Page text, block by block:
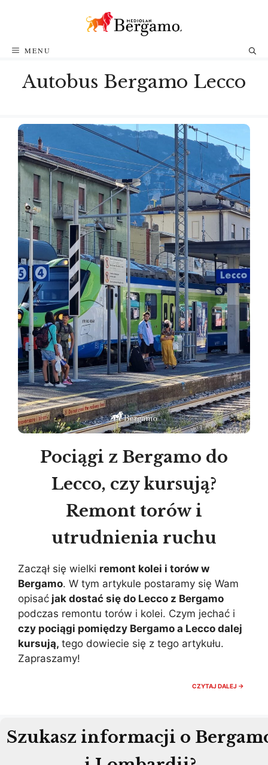
MENU
Autobus Bergamo Lecco
Pociągi z Bergamo do
Lecco, czy kursują?
Remont torów i
utrudnienia ruchu
Zaczął się wielki remont kolei i torów w
Bergamo. W tym artykule postaramy się Wam
opisać jak dostać się do Lecco z Bergamo
podczas remontu torów i kolei. Czym jechać i
czy pociągi pomiędzy Bergamo a Lecco dalej
kursują, tego dowiecie się z tego artykułu.
Zapraszamy!
CZYTAJ DALEJ →
Szukasz informacji o